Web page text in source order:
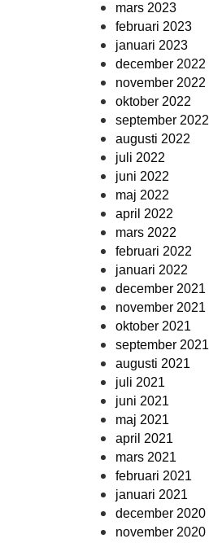
mars 2023
februari 2023
januari 2023
december 2022
november 2022
oktober 2022
september 2022
augusti 2022
juli 2022
juni 2022
maj 2022
april 2022
mars 2022
februari 2022
januari 2022
december 2021
november 2021
oktober 2021
september 2021
augusti 2021
juli 2021
juni 2021
maj 2021
april 2021
mars 2021
februari 2021
januari 2021
december 2020
november 2020